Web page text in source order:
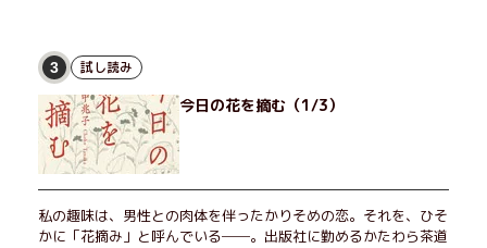
3 試し読み
今日の花を摘む（1/3）
私の趣味は、男性との肉体を伴ったかりそめの恋。それを、ひそ
かに「花摘み」と呼んでいる──。出版社に勤めるかたわら茶道